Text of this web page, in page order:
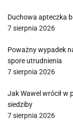
Duchowa apteczka
7 sierpnia 2026
Poważny wypadek
spore utrudnienia
7 sierpnia 2026
Jak Wawel wrócił w
siedziby
7 sierpnia 2026